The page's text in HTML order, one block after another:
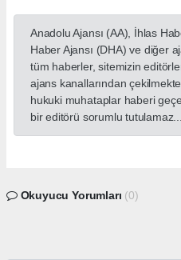
Anadolu Ajansı (AA), İhlas
Haber Ajansı (DHA) ve diğer
tüm haberler, sitemizin
ajans kanallarından
hukuki muhataplar haberi
bir editörü sorumlu tutulamaz...
Okuyucu Yorumları (0)